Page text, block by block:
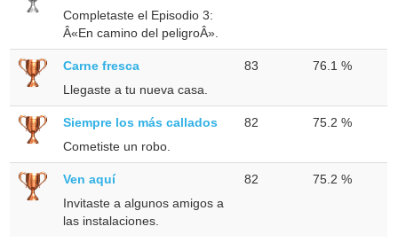
Completaste el Episodio 3:
Â«En camino del peligroÂ».
Carne fresca
Llegaste a tu nueva casa.
83 76.1 %
Siempre los más callados
Cometiste un robo.
82 75.2 %
Ven aquí
Invitaste a algunos amigos a
las instalaciones.
82 75.2 %